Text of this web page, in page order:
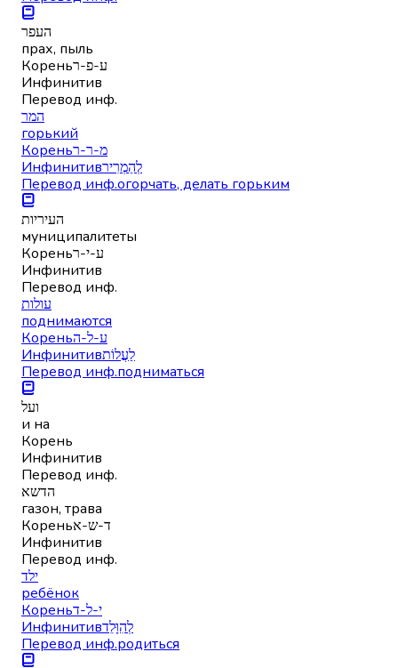
העפר
прах, пыль
Кореньע-פ-ר
Инфинитив
Перевод инф.
המר
горький
Кореньמ-ר-ר
Инфинитивלְהַמְרִיר
Перевод инф.огорчать, делать горьким
העיריות
муниципалитеты
Кореньע-י-ר
Инфинитив
Перевод инф.
עולות
поднимаются
Кореньע-ל-ה
Инфинитивלַעֲלוֹת
Перевод инф.подниматься
ועל
и на
Корень
Инфинитив
Перевод инф.
הדשא
газон, трава
Кореньד-ש-א
Инфинитив
Перевод инф.
ילד
ребёнок
Кореньי-ל-ד
Инфинитивלְהִוָּלֵד
Перевод инф.родиться